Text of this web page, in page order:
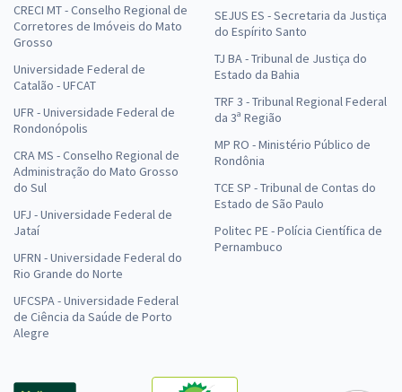
CRECI MT - Conselho Regional de
Corretores de Imóveis do Mato
Grosso
Universidade Federal de
Catalão - UFCAT
UFR - Universidade Federal de
Rondonópolis
CRA MS - Conselho Regional de
Administração do Mato Grosso
do Sul
UFJ - Universidade Federal de
Jataí
UFRN - Universidade Federal do
Rio Grande do Norte
UFCSPA - Universidade Federal
de Ciência da Saúde de Porto
Alegre
SEJUS ES - Secretaria da Justiça
do Espírito Santo
TJ BA - Tribunal de Justiça do
Estado da Bahia
TRF 3 - Tribunal Regional Federal
da 3ª Região
MP RO - Ministério Público de
Rondônia
TCE SP - Tribunal de Contas do
Estado de São Paulo
Politec PE - Polícia Científica de
Pernambuco